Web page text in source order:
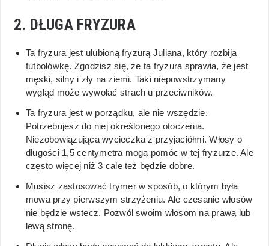
2. DŁUGA FRYZURA
Ta fryzura jest ulubioną fryzurą Juliana, który rozbija
futbolówkę. Zgodzisz się, że ta fryzura sprawia, że jest
męski, silny i zły na ziemi. Taki niepowstrzymany
wygląd może wywołać strach u przeciwników.
Ta fryzura jest w porządku, ale nie wszędzie.
Potrzebujesz do niej określonego otoczenia.
Niezobowiązująca wycieczka z przyjaciółmi. Włosy o
długości 1,5 centymetra mogą pomóc w tej fryzurze. Ale
często więcej niż 3 cale też będzie dobre.
Musisz zastosować trymer w sposób, o którym była
mowa przy pierwszym strzyżeniu. Ale czesanie włosów
nie będzie wstecz. Pozwól swoim włosom na prawą lub
lewą stronę.